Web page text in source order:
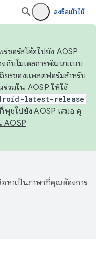
ลงชื่อเข้าใช้
ซอร์สโค้ดไปยัง AOSP
กับโมเดลการพัฒนาแบบ
ยรของแพลตฟอร์มสำหรับ
ร่วมใน AOSP ให้ใช้
latest-release
พุชไปยัง AOSP เสมอ ดู
AOSP
หาเป็นภาษาที่คุณต้องการ